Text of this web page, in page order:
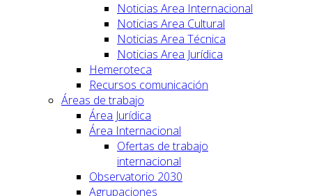
Noticias Area Internacional
Noticias Area Cultural
Noticias Area Técnica
Noticias Area Jurídica
Hemeroteca
Recursos comunicación
Áreas de trabajo
Área Jurídica
Área Internacional
Ofertas de trabajo
internacional
Observatorio 2030
Agrupaciones